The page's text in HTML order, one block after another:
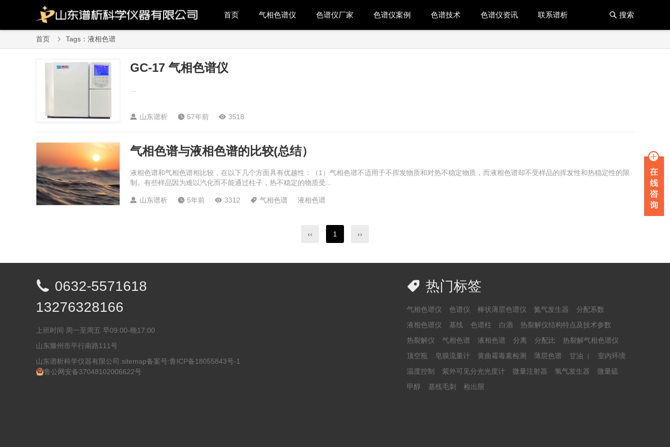
首页 气相色谱仪 色谱仪厂家 色谱仪案例 色谱技术 色谱仪资讯 联系谱析  搜索
首页  Tags：液相色谱
GC-17 气相色谱仪
 山东谱析  57年前  3518
气相色谱与液相色谱的比较(总结）
液相色谱和气相色谱相比较，在以下几个方面具有优越性：（1）气相色谱不适用于不挥发物质和对热不稳定物质，而液相色谱却不受样品的挥发性和热稳定性的限
制。有些样品因为难以汽化而不能通过柱子，热不稳定的物质受...
 山东谱析  5年前  3312  气相色谱 液相色谱
‹‹ 1 ››
 热门标签
气相色谱仪 色谱仪 棒状薄层色谱仪 氮气发生器
分配系数
液相色谱仪
基线 色谱柱 白酒
热裂解仪结构特点及技术参数
热裂解仪
气相色谱 液相色谱 分离 分配比
热裂解气相色谱仪
顶空瓶
皂膜流量计 黄曲霉毒素检测 薄层色谱 甘油（
室内环境
温度控制
紫外可见分光光度计 微量注射器 氢气发生器
微量硫
甲醇
基线毛刺 检出限
 0632-5571618
13276328166
上班时间 周一至周五 早09:00-晚17:00
山东滕州市平行南路111号
山东谱析科学仪器有限公司. sitemap备案号:鲁ICP备18055843号-1
鲁公网安备37048102006622号